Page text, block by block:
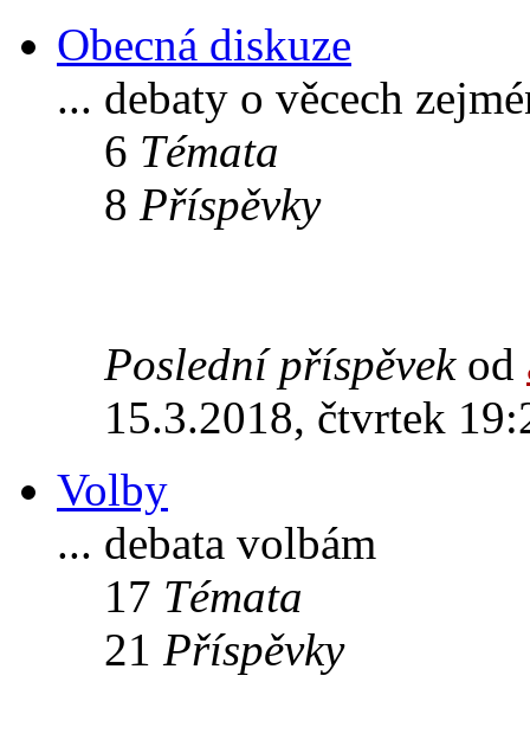
Obecná diskuze
... debaty o věcech
6 Témata
8 Příspěvky
Poslední příspěvekod
15.3.2018, čtvrtek
Volby
... debata volbám
17 Témata
21 Příspěvky